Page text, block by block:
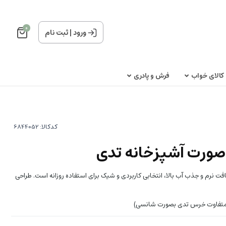
ورود|ثبت نام 0
کالای خواب
فرش و پادری
کدکالا:
آشپزخانه تدی
و جذب آب بالا، انتخابی کاربردی و شیک برای استفاده روزانه است. طراحی